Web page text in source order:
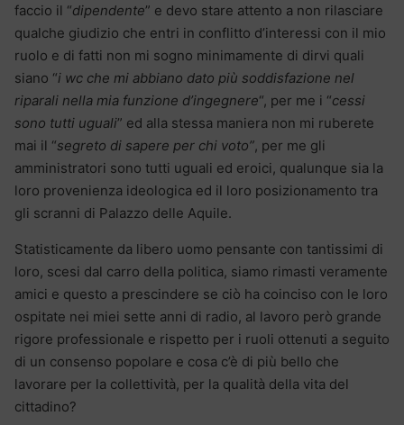
faccio il “dipendente” e devo stare attento a non rilasciare
qualche giudizio che entri in conflitto d’interessi con il mio
ruolo e di fatti non mi sogno minimamente di dirvi quali
siano “i wc che mi abbiano dato più soddisfazione nel
riparali nella mia funzione d’ingegnere“, per me i “cessi
sono tutti uguali” ed alla stessa maniera non mi ruberete
mai il “segreto di sapere per chi voto”, per me gli
amministratori sono tutti uguali ed eroici, qualunque sia la
loro provenienza ideologica ed il loro posizionamento tra
gli scranni di Palazzo delle Aquile.
Statisticamente da libero uomo pensante con tantissimi di
loro, scesi dal carro della politica, siamo rimasti veramente
amici e questo a prescindere se ciò ha coinciso con le loro
ospitate nei miei sette anni di radio, al lavoro però grande
rigore professionale e rispetto per i ruoli ottenuti a seguito
di un consenso popolare e cosa c’è di più bello che
lavorare per la collettività, per la qualità della vita del
cittadino?